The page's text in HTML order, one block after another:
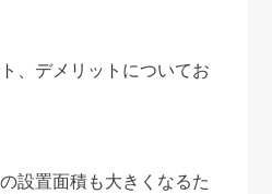
、デメリットについてお
設置面積も大きくなるた